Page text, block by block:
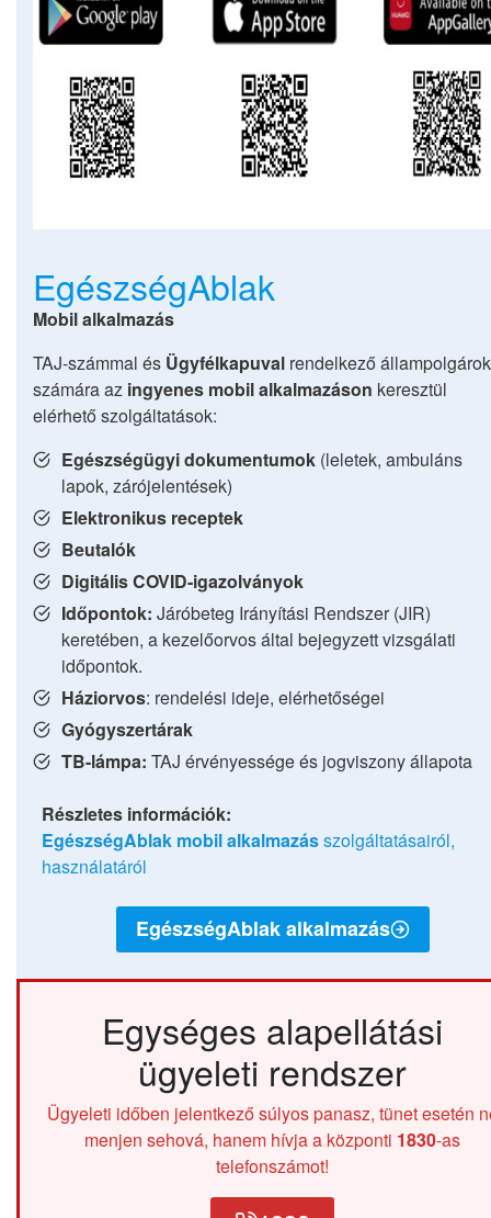
EgészségAblak
Mobil alkalmazás
TAJ-számmal és Ügyfélkapuval rendelkező állampolgárok
számára az ingyenes mobil alkalmazáson keresztül
elérhető szolgáltatások:
Egészségügyi dokumentumok (leletek, ambuláns
lapok, zárójelentések)
Elektronikus receptek
Beutalók
Digitális COVID-igazolványok
Időpontok: Járóbeteg Irányítási Rendszer (JIR)
keretében, a kezelőorvos által bejegyzett vizsgálati
időpontok.
Háziorvos: rendelési ideje, elérhetőségei
Gyógyszertárak
TB-lámpa: TAJ érvényessége és jogviszony állapota
Részletes információk:
EgészségAblak mobil alkalmazásszolgáltatásairól,
használatáról
EgészségAblak alkalmazás
Egységes alapellátási
ügyeleti rendszer
Ügyeleti időben jelentkező súlyos panasz, tünet esetén
menjen sehová, hanem hívja a központi 1830-as
telefonszámot!